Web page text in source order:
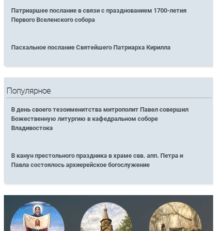
Патриаршее послание в связи с празднованием 1700-летия
Первого Вселенского собора
Пасхальное послание Святейшего Патриарха Кирилла
Популярное
В день своего тезоименитства митрополит Павел совершил
Божественную литургию в кафедральном соборе
Владивостока
В канун престольного праздника в храме свв. апп. Петра и
Павла состоялось архиерейское богослужение